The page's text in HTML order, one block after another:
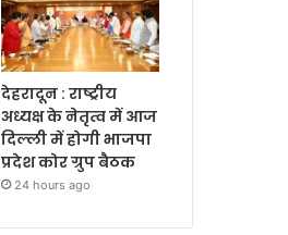
देहरादून : राष्ट्रीय
अध्यक्ष के नेतृत्व में आज
दिल्ली में होगी भाजपा
प्रदेश कोर ग्रुप बैठक
24 hours ago